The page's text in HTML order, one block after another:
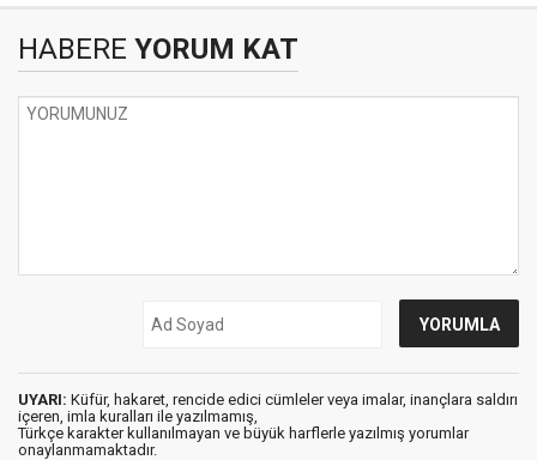
HABERE YORUM KAT
UYARI: Küfür, hakaret, rencide edici cümleler veya imalar, inançlara saldırı
içeren, imla kuralları ile yazılmamış,
Türkçe karakter kullanılmayan ve büyük harflerle yazılmış yorumlar
onaylanmamaktadır.